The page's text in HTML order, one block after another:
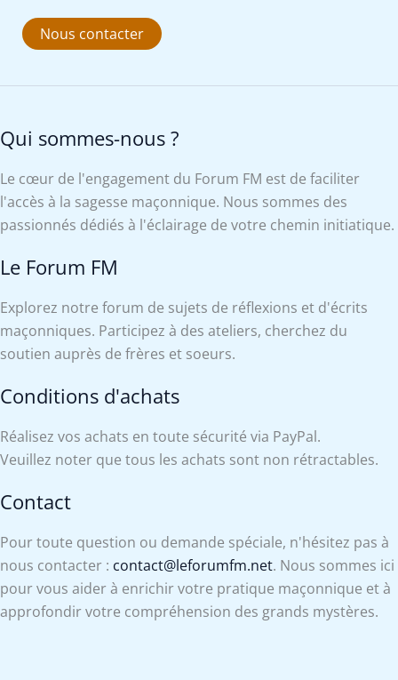
Nous contacter
Qui sommes-nous ?
Le cœur de l'engagement du Forum FM est de faciliter
l'accès à la sagesse maçonnique. Nous sommes des
passionnés dédiés à l'éclairage de votre chemin initiatique.
Le Forum FM
Explorez notre forum de sujets de réflexions et d'écrits
maçonniques. Participez à des ateliers, cherchez du
soutien auprès de frères et soeurs.
Conditions d'achats
Réalisez vos achats en toute sécurité via PayPal.
Veuillez noter que tous les achats sont non rétractables.
Contact
Pour toute question ou demande spéciale, n'hésitez pas à
nous contacter : contact@leforumfm.net. Nous sommes ici
pour vous aider à enrichir votre pratique maçonnique et à
approfondir votre compréhension des grands mystères.